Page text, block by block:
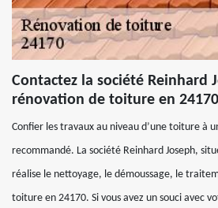
Contactez la société Reinhard
rénovation de toiture en 24170
Confier les travaux au niveau d’une toiture à
recommandé. La société Reinhard Joseph,
réalise le nettoyage, le démoussage, le
toiture en 24170. Si vous avez un souci avec